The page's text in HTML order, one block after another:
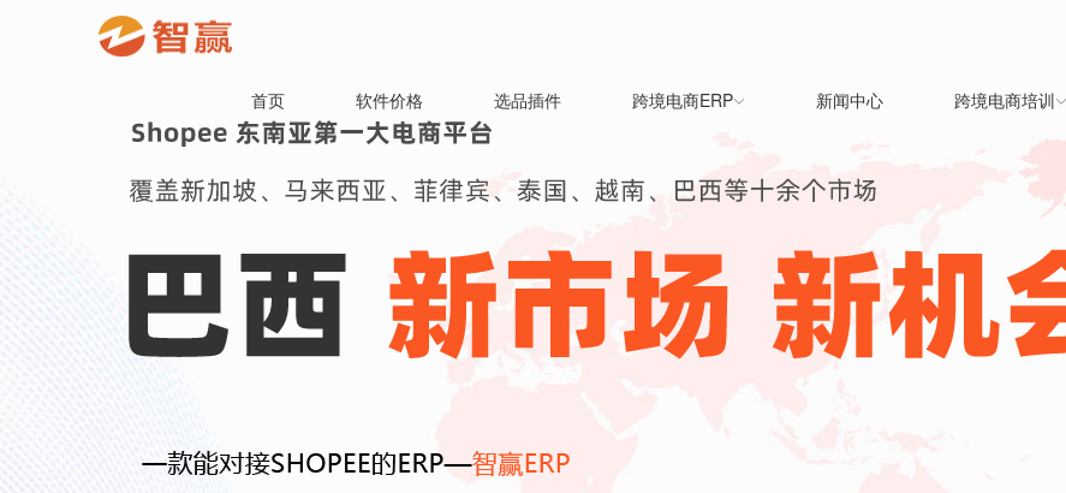
首页 软件价格 选品插件 跨境电商ERP 新闻中心 跨境电商培训